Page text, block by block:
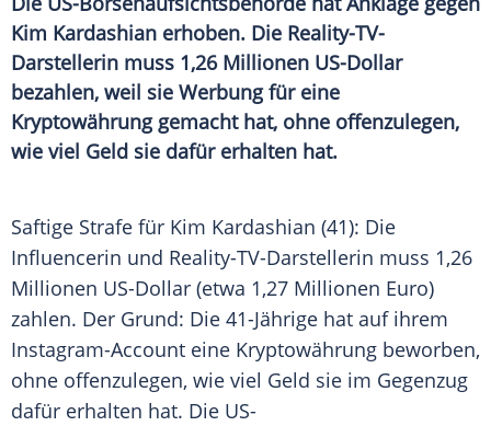
Kim Kardashian erhoben. Die Reality-TV-
Darstellerin muss 1,26 Millionen US-Dollar
bezahlen, weil sie Werbung für eine
Kryptowährung gemacht hat, ohne offenzulegen,
wie viel Geld sie dafür erhalten hat.
Saftige Strafe für Kim Kardashian (41): Die
Influencerin und Reality-TV-Darstellerin muss 1,26
Millionen US-Dollar (etwa 1,27 Millionen Euro)
zahlen. Der Grund: Die 41-Jährige hat auf ihrem
Instagram-Account eine Kryptowährung beworben,
ohne offenzulegen, wie viel Geld sie im Gegenzug
dafür erhalten hat. Die US-